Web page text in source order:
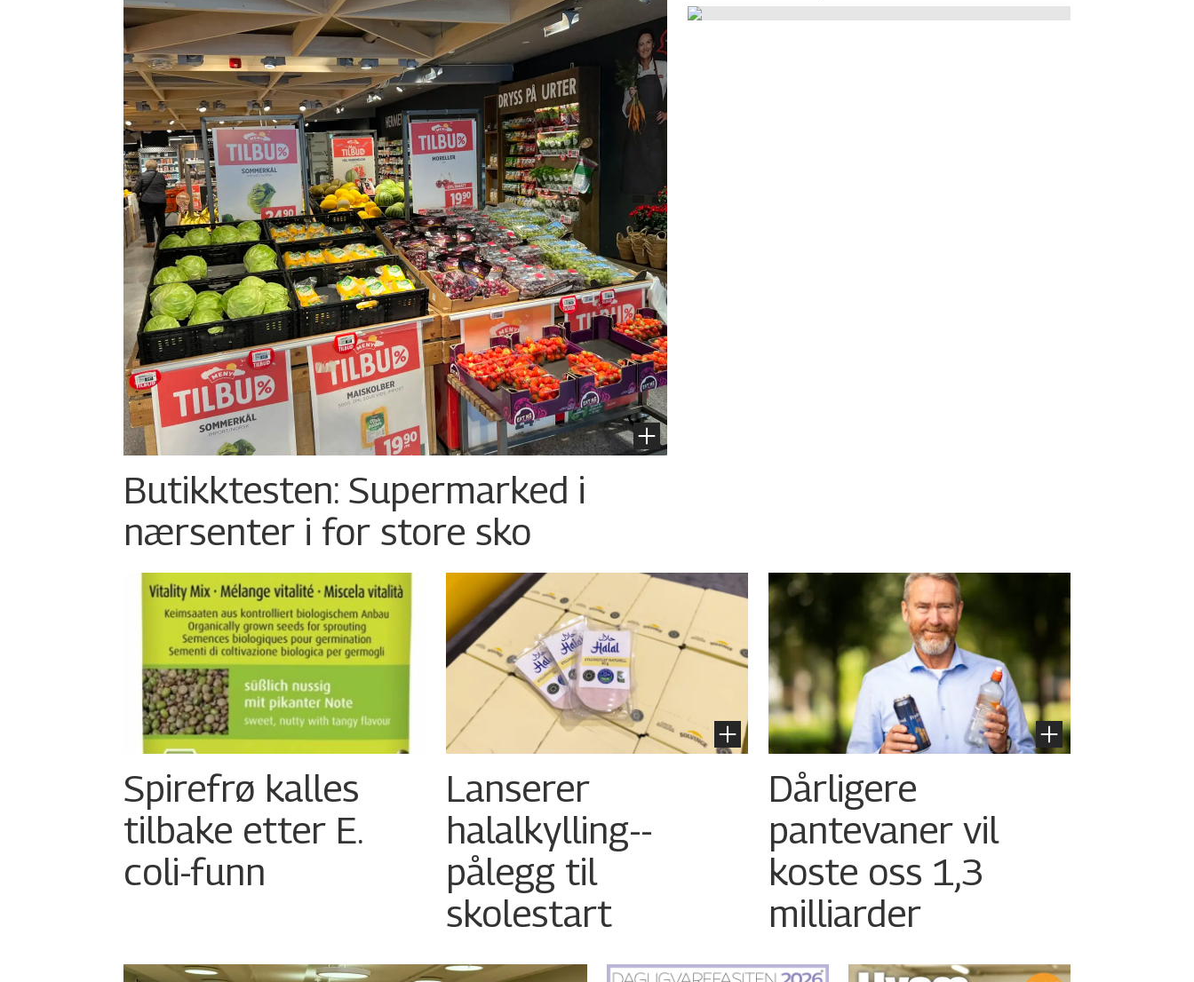
Butikktesten: Supermarked i
nærsenter i for store sko
Spirefrø kalles
tilbake etter E.
coli-funn
Lanserer
halalkylling-­
pålegg til
skolestart
Dårligere
pantevaner vil
koste oss 1,3
milliarder